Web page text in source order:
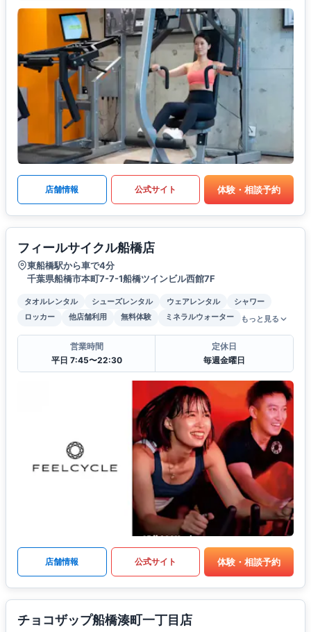
店舗情報 公式サイト 体験・相談予約
フィールサイクル船橋店
東船橋駅から車で4分
千葉県船橋市本町7-7-1船橋ツインビル西館7F
タオルレンタル シューズレンタル ウェアレンタル
シャワー
ロッカー
他店舗利用 無料体験 ミネラルウォーター もっと見る
営業時間
平日 7:45〜22:30
定休日
毎週金曜日
店舗情報 公式サイト 体験・相談予約
チョコザップ船橋湊町一丁目店